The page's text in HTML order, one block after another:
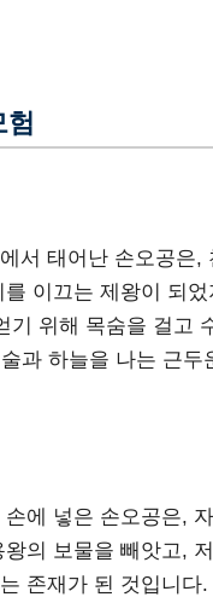
험
서 태어난 손오공은
이끄는 제왕이 되
기 위해 목숨을 걸고
과 하늘을 나는 근두
에 넣은 손오공은,
의 보물을 빼앗고,
존재가 된 것입니